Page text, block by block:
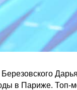
в Париже. Топ-